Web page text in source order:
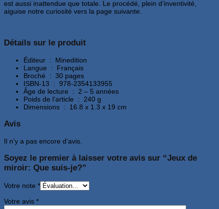
est aussi inattendue que totale. Le procédé, plein d’inventivité,
aiguise notre curiosité vers la page suivante.
Détails sur le produit
Éditeur ‏ : ‎ Minedition
Langue ‏ : ‎ Français
Broché ‏ : ‎ 30 pages
ISBN-13 ‏ : ‎ 978-2354133955
Âge de lecture ‏ : ‎ 2 – 5 années
Poids de l’article ‏ : ‎ 240 g
Dimensions ‏ : ‎ 16.8 x 1.3 x 19 cm
Avis
Il n’y a pas encore d’avis.
Soyez le premier à laisser votre avis sur “Jeux de
miroir: Que suis-je?”
Votre note *
Votre avis *